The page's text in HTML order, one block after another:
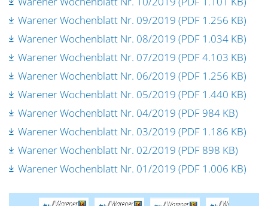
Warener Wochenblatt Nr. 09/2019 (PDF 1.256 KB)
Warener Wochenblatt Nr. 08/2019 (PDF 1.034 KB)
Warener Wochenblatt Nr. 07/2019 (PDF 4.103 KB)
Warener Wochenblatt Nr. 06/2019 (PDF 1.256 KB)
Warener Wochenblatt Nr. 05/2019 (PDF 1.440 KB)
Warener Wochenblatt Nr. 04/2019 (PDF 984 KB)
Warener Wochenblatt Nr. 03/2019 (PDF 1.186 KB)
Warener Wochenblatt Nr. 02/2019 (PDF 898 KB)
Warener Wochenblatt Nr. 01/2019 (PDF 1.006 KB)